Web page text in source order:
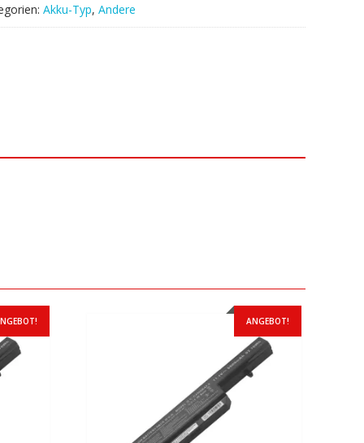
Akku-Typ, Andere
ANGEBOT!